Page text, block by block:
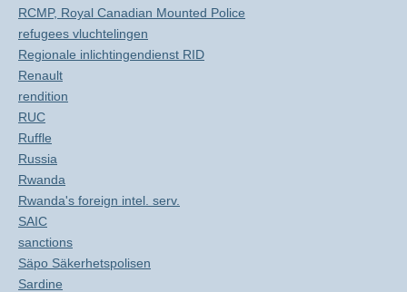
RCMP, Royal Canadian Mounted Police
refugees vluchtelingen
Regionale inlichtingendienst RID
Renault
rendition
RUC
Ruffle
Russia
Rwanda
Rwanda's foreign intel. serv.
SAIC
sanctions
Säpo Säkerhetspolisen
Sardine